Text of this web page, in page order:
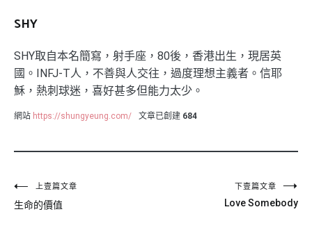
SHY
SHY取自本名簡寫，射手座，80後，香港出生，現居英
國。INFJ-T人，不善與人交往，過度理想主義者。信耶
穌，熱刺球迷，喜好甚多但能力太少。
網站 https://shungyeung.com/ 文章已創建 684
文
章
上壹篇文章
生命的價值
下壹篇文章
Love Somebody